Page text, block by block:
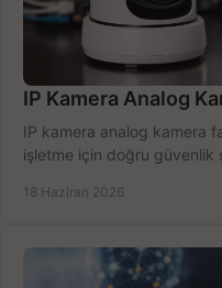
IP Kamera Analog
IP kamera analog kamera
işletme için doğru güvenlik
18 Haziran 2026